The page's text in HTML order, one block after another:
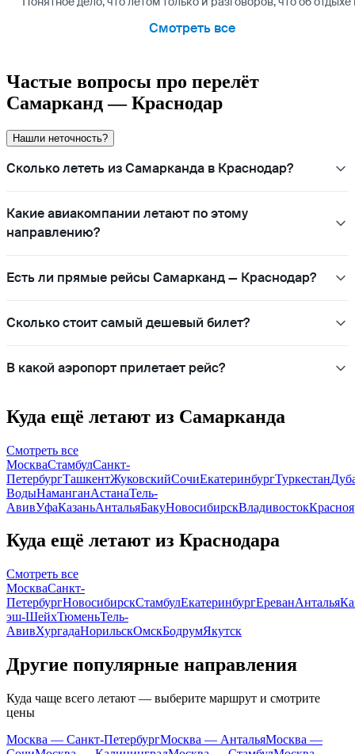
Смотреть все
Частые вопросы про перелёт
Самарканд — Краснодар
Нашли неточность?
Сколько лететь из Самарканда в Краснодар?
Какие авиакомпании летают по этому
направлению?
Есть ли прямые рейсы Самарканд — Краснодар?
Сколько стоит самый дешевый билет?
В какой аэропорт прилетает рейс?
Куда ещё летают из Самарканда
Смотреть все
МоскваСтамбулСанкт-
ПетербургТашкентЖуковскийСочиЕкатеринбургТуркестан
ВодыНаманганАстанаТель-
АвивУфаКазаньАнтальяБакуНовосибирскВладивосток
Куда ещё летают из Краснодара
Смотреть все
МоскваСанкт-
ПетербургНовосибирскСтамбулЕкатеринбургЕреванАнталья
эш-ШейхТюменьТель-
АвивХургадаНорильскОмскБодрумЯкутск
Другие популярные направления
Куда чаще всего летают — выберите маршрут и смотрите
цены
Москва — Санкт-ПетербургМосква — АнтальяМосква —